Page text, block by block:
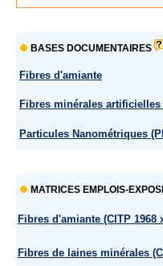
BASES DOCUMENTAIRES
Fibres d'amiante
Fibres minérales artificielles
Particules Nanométriques
MATRICES EMPLOIS-
Fibres d'amiante (CITP 1968
Fibres de laines minérales